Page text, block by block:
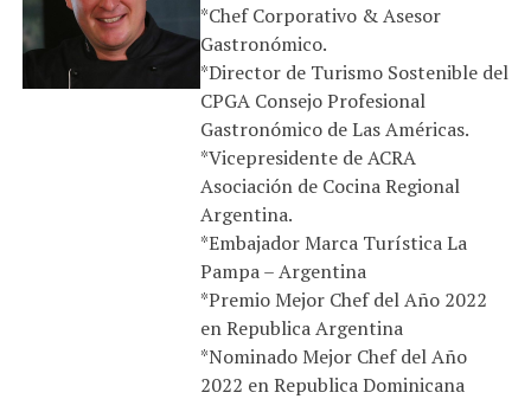
*Chef Corporativo & Asesor
Gastronómico.
*Director de Turismo Sostenible del
CPGA Consejo Profesional
Gastronómico de Las Américas.
*Vicepresidente de ACRA
Asociación de Cocina Regional
Argentina.
*Embajador Marca Turística La
Pampa – Argentina
*Premio Mejor Chef del Año 2022
en Republica Argentina
*Nominado Mejor Chef del Año
2022 en Republica Dominicana